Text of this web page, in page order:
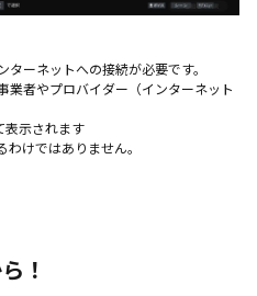
ーネットへの接続が必要です。
者やプロバイダー（インターネット
示されます
けではありません。
！